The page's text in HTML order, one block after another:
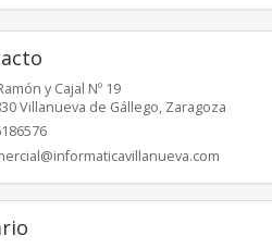
y Cajal Nº 19
Villanueva de Gállego, Zaragoza